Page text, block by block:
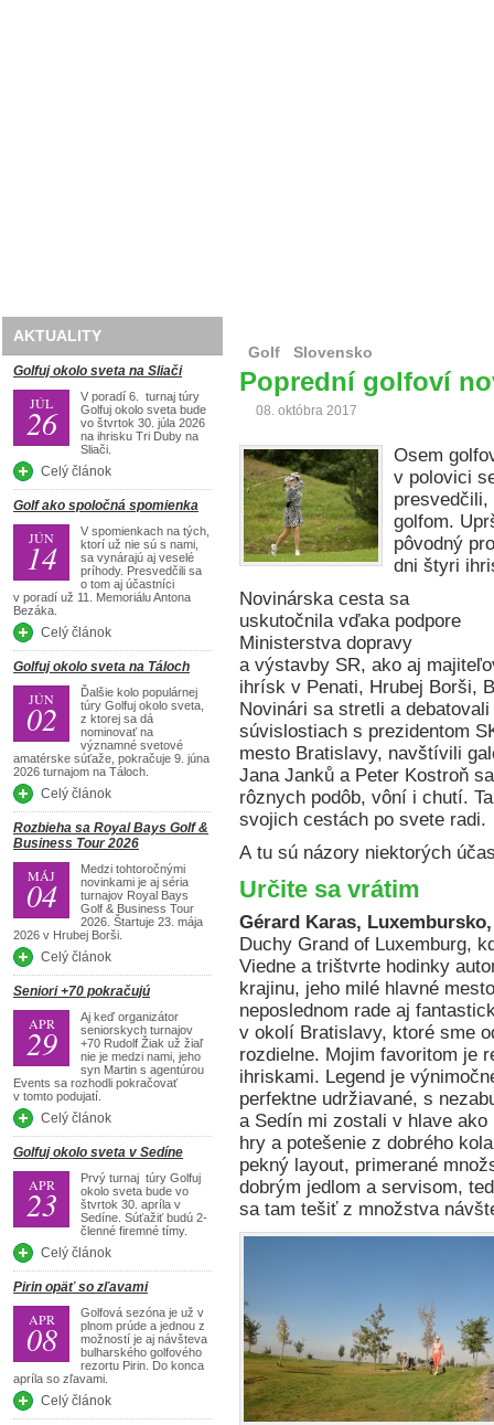
AKTUALITY
Golfuj okolo sveta na Sliači
JÚL
26
V poradí 6. turnaj túry
Golfuj okolo sveta bude
vo štvrtok 30. júla 2026
na ihrisku Tri Duby na
Sliači.
Celý článok
Golf ako spoločná spomienka
JÚN
14
V spomienkach na tých,
ktorí už nie sú s nami,
sa vynárajú aj veselé
príhody. Presvedčili sa
o tom aj účastníci
v poradí už 11. Memoriálu Antona
Bezáka.
Celý článok
Golfuj okolo sveta na Táloch
JÚN
02
Ďalšie kolo populárnej
túry Golfuj okolo sveta,
z ktorej sa dá
nominovať na
významné svetové
amatérske súťaže, pokračuje 9. júna
2026 turnajom na Táloch.
Celý článok
Rozbieha sa Royal Bays Golf &
Business Tour 2026
MÁJ
04
Medzi tohtoročnými
novinkami je aj séria
turnajov Royal Bays
Golf & Business Tour
2026. Štartuje 23. mája
2026 v Hrubej Borši.
Celý článok
Seniori +70 pokračujú
APR
29
Aj keď organizátor
seniorskych turnajov
+70 Rudolf Žiak už žiaľ
nie je medzi nami, jeho
syn Martin s agentúrou
Events sa rozhodli pokračovať
v tomto podujatí.
Celý článok
Golfuj okolo sveta v Sedíne
APR
23
Prvý turnaj túry Golfuj
okolo sveta bude vo
štvrtok 30. apríla v
Sedíne. Súťažiť budú 2-
členné firemné tímy.
Celý článok
Pirin opäť so zľavami
APR
08
Golfová sezóna je už v
plnom prúde a jednou z
možností je aj návšteva
bulharského golfového
rezortu Pirin. Do konca
apríla so zľavami.
Celý článok
Golf Slovensko
Poprední golfoví
08. októbra 2017
Osem
v polovici
golfom.
pôvodný
dni štyri
Novinárska cesta sa
uskutočnila vďaka podpore
Ministerstva dopravy
a výstavby SR, ako aj
ihrísk v Penati, Hrubej Borši,
Novinári sa stretli a
súvislostiach s prezidentom
mesto Bratislavy, navštívili
Jana Janků a Peter Kostroň
rôznych podôb, vôní i chutí.
svojich cestách po svete radi.
A tu sú názory niektorých
Určite sa vrátim
Gérard Karas,
Duchy Grand of Luxemburg,
Viedne a trištvrte hodinky
krajinu, jeho milé hlavné
neposlednom rade aj
v okolí Bratislavy, ktoré sme
rozdielne. Mojim favoritom je
ihriskami. Legend je
perfektne udržiavané, s
a Sedín mi zostali v hlave
hry a potešenie z dobrého
pekný layout, primerané
dobrým jedlom a servisom,
sa tam tešiť z množstva